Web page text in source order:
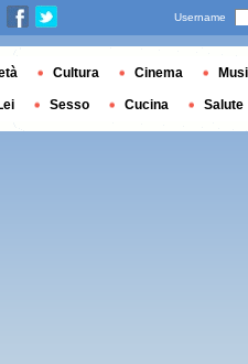
Username
Cultura Cinema
Sesso Cucina Salute